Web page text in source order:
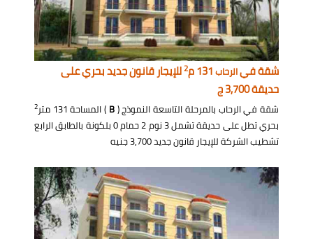
شقة فيالرحاب 2للإيجار قانون جديد بحري على
حديقة 3,700 ج
شقة في الرحاب بالمرحلة التاسعة النموذج (B ) المساحة 131 متر 2
بحري تطل على حديقة تشمل 3 نوم 2 حمام 0 بلكونة بالطابق الرابع
تشطيب الشركة للإيجار قانون جديد 3,700 جنيه